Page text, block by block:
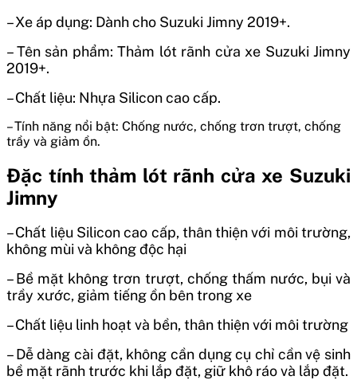
– Xe áp dụng: Dành cho Suzuki Jimny 2019+.
– Tên sản phẩm: Thảm lót rãnh cửa xe Suzuki Jimny
2019+.
– Chất liệu: Nhựa Silicon cao cấp.
– Tính năng nổi bật: Chống nước, chống trơn trượt, chống
trầy và giảm ồn.
Đặc tính thảm lót rãnh cửa xe Suzuki
Jimny
– Chất liệu Silicon cao cấp, thân thiện với môi trường,
không mùi và không độc hại
– Bề mặt không trơn trượt, chống thấm nước, bụi và
trầy xước, giảm tiếng ồn bên trong xe
– Chất liệu linh hoạt và bền, thân thiện với môi trường
– Dễ dàng cài đặt, không cần dụng cụ chỉ cần vệ sinh
bề mặt rãnh trước khi lắp đặt, giữ khô ráo và lắp đặt.